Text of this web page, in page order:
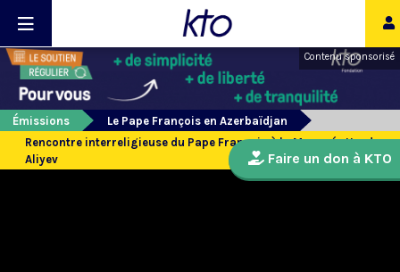
Contenu sponsorisé
Émissions
Le Pape François en Azerbaïdjan
Rencontre interreligieuse du Pape François à la Mosquée Heydar
Aliyev
Faire un don à KTO